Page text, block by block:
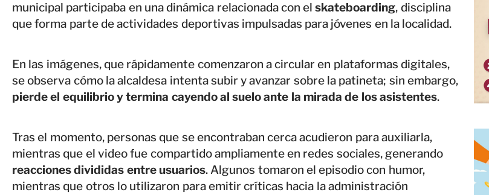
municipal participaba en una dinámica relacionada con elskateboarding, disciplina
que forma parte de actividades deportivas impulsadas para jóvenes en la localidad.
En las imágenes, que rápidamente comenzaron a circular en plataformas digitales,
se observa cómo la alcaldesa intenta subir y avanzar sobre la patineta; sin embargo,
pierde el equilibrio y termina cayendo al suelo ante la mirada de los asistentes.
Tras el momento, personas que se encontraban cerca acudieron para auxiliarla,
mientras que el video fue compartido ampliamente en redes sociales, generando
reacciones divididas entre usuarios. Algunos tomaron el episodio con humor,
mientras que otros lo utilizaron para emitir críticas hacia la administración